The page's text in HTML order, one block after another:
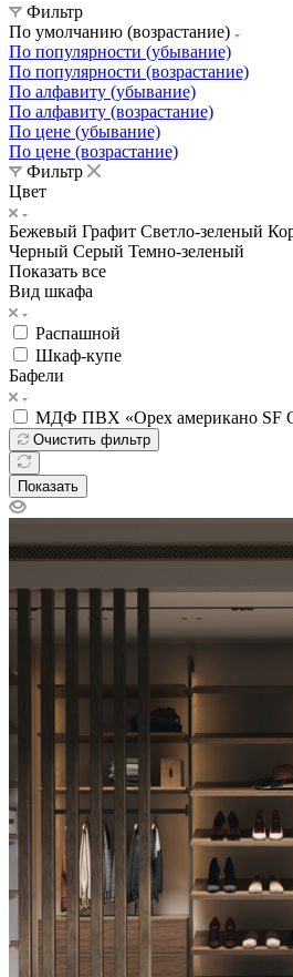
Фильтр
По умолчанию (возрастание)
По популярности (убывание)
По популярности (возрастание)
По алфавиту (убывание)
По алфавиту (возрастание)
По цене (убывание)
По цене (возрастание)
Фильтр
Цвет
Бежевый Графит Светло-зеленый
Черный Серый Темно-зеленый
Показать все
Вид шкафа
Распашной
Шкаф-купе
Бафели
МДФ ПВХ «Орех американо SF
Очистить фильтр
Показать